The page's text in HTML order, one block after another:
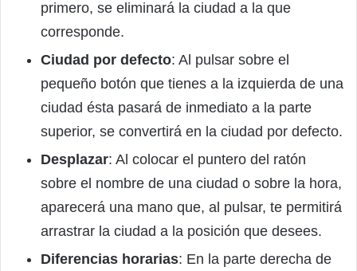
primero, se eliminará la ciudad a la que
corresponde.
Ciudad por defecto: Al pulsar sobre el
pequeño botón que tienes a la izquierda de una
ciudad ésta pasará de inmediato a la parte
superior, se convertirá en la ciudad por defecto.
Desplazar: Al colocar el puntero del ratón
sobre el nombre de una ciudad o sobre la hora,
aparecerá una mano que, al pulsar, te permitirá
arrastrar la ciudad a la posición que desees.
Diferencias horarias: En la parte derecha de